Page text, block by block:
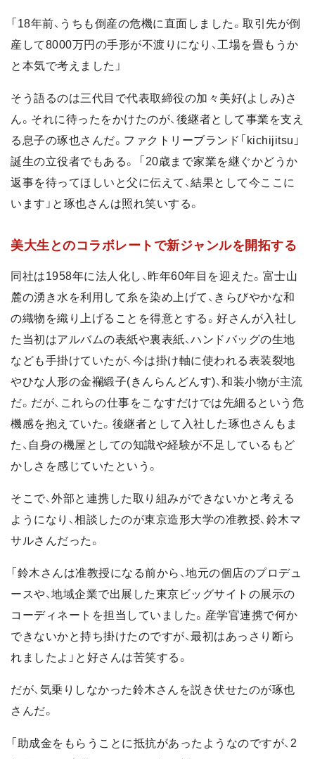
「18年前、うちも倒産の危機に直面しました。取引先が倒
産して8000万円の手形が不渡りになり、工場を畳もうか
と本気で考えました」
そう語るのは三代目で代表取締役の加々美好(よしみ)さ
ん。それに待ったをかけたのが、後継者として事業を支え
る息子の琢也さんだ。ファクトリーブランド「kichijitsu」
誕生の立役者でもある。 「20歳まで家業を継ぐかどうか
返事を待ってほしいと父に伝えて、結果として今ここに
います」と琢也さんは照れ笑いする。
美大生とのコラボレートで新ジャンルを開拓する
同社は1958年に法人化し、昨年60年目を迎えた。富士山
麓の湧き水を利用して糸を染め上げて、きらびやかな和
の織物を織り上げることを得意とする。好さんが入社し
た当初はアルバムの表紙や裏表紙、ハンドバッグの生地
なども手掛けていたが、今は掛け軸に使われる表装裂地
やひな人形の金襴緞子(きんらんどんす)、和装小物が主流
だ。だが、これらの仕事をこなすだけでは先細るという危
機感を抱えていた。後継者として入社した琢也さんもま
た、自身の機屋としての知識や経験が不足しているもど
かしさを感じていたという。
そこで、外部と連携した取り組みができないかと考える
ようになり、相談したのが東京造形大学の准教授、鈴木マ
サルさんだった。
「鈴木さんは准教授になる前から、地元の個店のプロデュ
ースや、地域企業で出展した東京ビッグサイトの展示の
コーディネートを担当していました。産学官連携で何か
できないかと持ち掛けたのですが、最初はあっさり断ら
れましたよ」と好さんは苦笑する。
だが、気乗りしなかった鈴木さんを説き伏せたのが琢也
さんだ。
「助成金をもらうことに抵抗があったようなのですが、2